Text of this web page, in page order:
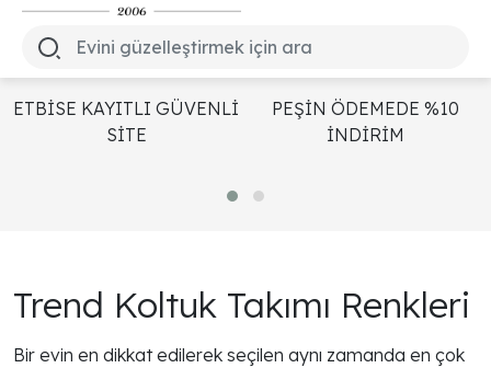
ETBİSE KAYITLI GÜVENLİ
SİTE
PEŞİN ÖDEMEDE %10
İNDİRİM
Trend Koltuk Takımı Renkleri
Bir evin en dikkat edilerek seçilen aynı zamanda en çok